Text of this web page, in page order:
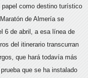
como destino turístico
de Almería se
6 de abril, a esa línea de
del itinerario transcurran
que hará todavía más
que se ha instalado